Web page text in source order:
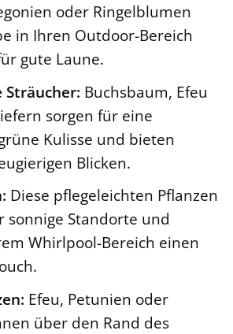
oder Ringelblumen
in Ihren Outdoor-Bereich
gute Laune.
Buchsbaum, Efeu
sorgen für eine
Kulisse und bieten
Blicken.
Diese pflegeleichten Pflanzen
sonnige Standorte und
Whirlpool-Bereich einen
Efeu, Petunien oder
über den Rand des